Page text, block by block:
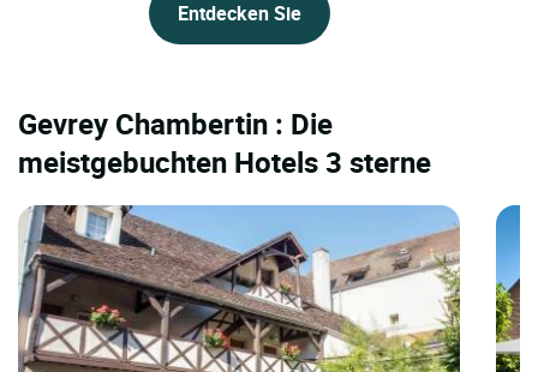
Entdecken Sie
Gevrey Chambertin : Die
meistgebuchten Hotels 3 sterne